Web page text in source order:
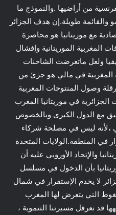
من أراضيها .والنموذج ما
والقائمة طويلة.إن هدف الجزائر
مع موريتانيا هو محاصرة
المغربية الموريتانية وإفشال
ولعل ماتعرضت الشاحنات
المغربية في مالي هو جزئ من
وصول المنتوجات المغربية
في موريتانيا المغرب
مع الدول الكبرى وبالخصوص
،لأنه ليس في مصلحة شركاء
في المنطقة.الولايات المتحدة
والإتحاد الأوروبي عليه أن
بأن الدخول في مسلسل
لا يخدم الإستقرار في شمال
التي يتعرض لها المغرب
قد تعرقل مسيرتنا التنموية ،